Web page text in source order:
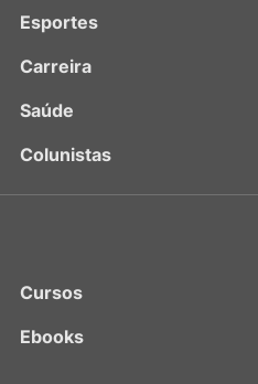
Esportes
Carreira
Saúde
Colunistas
Cursos
Ebooks